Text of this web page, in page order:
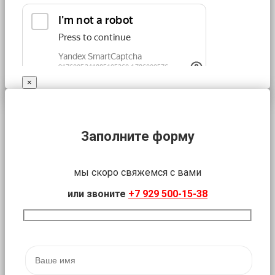
×
Заполните форму
мы скоро свяжемся с вами
или звоните +7 929 500-15-38